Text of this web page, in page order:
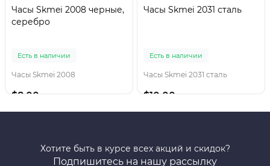
Часы Skmei 2008 черные,
серебро
Есть в наличии
Часы Skmei 2008
$8.00
Часы Skmei 2031 сталь
Есть в наличии
Часы Skmei 2031 сталь
$10.00
Хотите быть в курсе всех акций и скидок?
Подпишитесь на нашу рассылку